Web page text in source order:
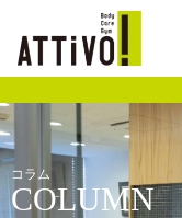
キ
ッ
プコラム
COLUMN